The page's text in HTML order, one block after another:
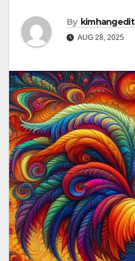
By
AUG 28, 2025